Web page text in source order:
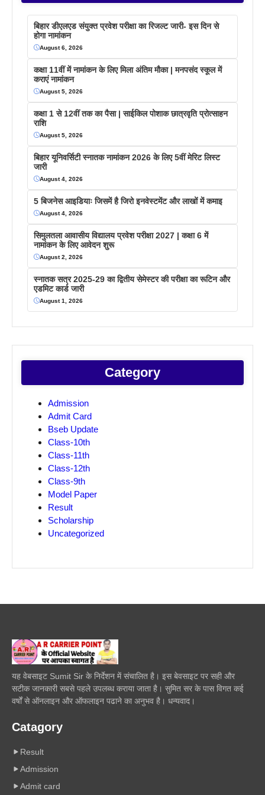
बिहार डीएलएड संयुक्त प्रवेश परीक्षा का रिजल्ट जारी- इस दिन से
होगा नामांकन
August 6, 2026
कक्षा 11वीं में नामांकन के लिए मिला अंतिम मौका | मनपसंद स्कूल में
कराएं नामांकन
August 5, 2026
कक्षा 1 से 12वीं तक का पैसा | साईकिल पोशाक छात्रवृति प्रोत्साहन
राशि
August 5, 2026
बिहार यूनिवर्सिटी स्नातक नामांकन 2026 के लिए 5वीं मेरिट लिस्ट
जारी
August 4, 2026
5 बिजनेस आइडियाः जिसमें है जिरो इनवेस्टमेंट और लाखों में कमाइ
August 4, 2026
सिमुलतला आवासीय विद्यालय प्रवेश परीक्षा 2027 | कक्षा 6 में
नामांकन के लिए आवेदन शुरू
August 2, 2026
स्नातक सत्र 2025-29 का द्वितीय सेमेस्टर की परीक्षा का रूटिन और
एडमिट कार्ड जारी
August 1, 2026
Category
Admission
Admit Card
Bseb Update
Class-10th
Class-11th
Class-12th
Class-9th
Model Paper
Result
Scholarship
Uncategorized
यह वेबसाइट Sumit Sir के निर्देशन में संचालित है। इस बेवसाइट पर सही और
सटीक जानकारी सबसे पहले उपलब्ध कराया जाता है। सुमित सर के पास विगत कई
वर्षों से ऑनलाइन और ऑफलाइन पढाने का अनुभव है। धन्यवाद।
Catagory
Result
Admission
Admit card